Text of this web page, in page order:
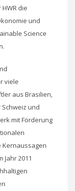
die
und
Science
viele
aus Brasilien,
und
mit Förderung
Kernaussagen
2011